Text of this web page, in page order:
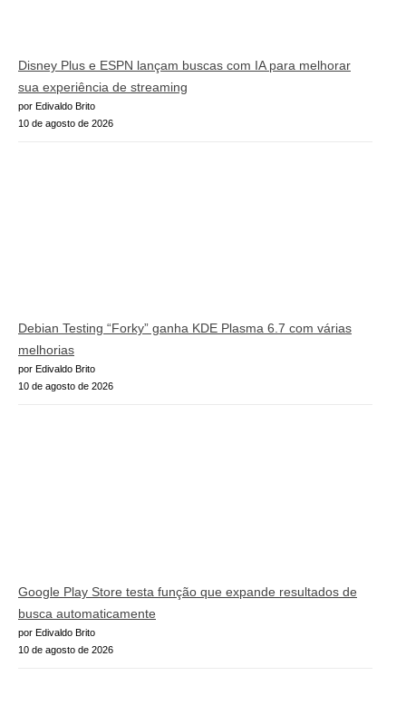
Disney Plus e ESPN lançam buscas com IA para melhorar
sua experiência de streaming
por Edivaldo Brito
10 de agosto de 2026
Debian Testing “Forky” ganha KDE Plasma 6.7 com várias
melhorias
por Edivaldo Brito
10 de agosto de 2026
Google Play Store testa função que expande resultados de
busca automaticamente
por Edivaldo Brito
10 de agosto de 2026